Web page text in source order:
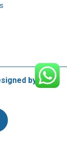
by 360